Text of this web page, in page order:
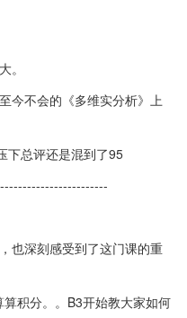
。
今不会的《多维实分析》上
下总评还是混到了95
也深刻感受到了这门课的重
积分。。B3开始教大家如何